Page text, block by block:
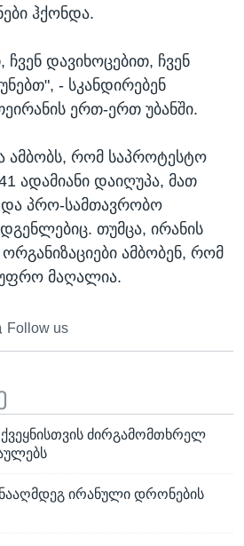
ჰქონდა.
დავიხოცებით, ჩვენ
- სკანდირებენ
ერთ-ერთ უბანში.
ამბობს, რომ საპროტესტო
ადამიანი დაიღუპა, მათ
პრო-სამთავრობო
თუმცა, ირანის
ამბობენ, რომ
უფრო მაღალია.
Follow us
ძირგამომთხრელ
ირანული დრონების